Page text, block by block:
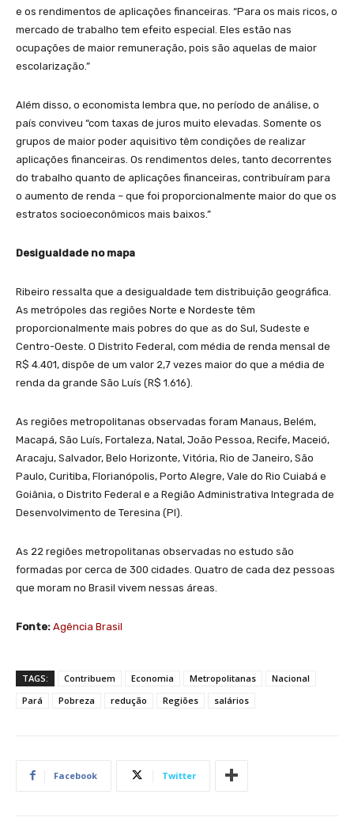
e os rendimentos de aplicações financeiras. “Para os mais ricos, o
mercado de trabalho tem efeito especial. Eles estão nas
ocupações de maior remuneração, pois são aquelas de maior
escolarização.”
Além disso, o economista lembra que, no período de análise, o
país conviveu “com taxas de juros muito elevadas. Somente os
grupos de maior poder aquisitivo têm condições de realizar
aplicações financeiras. Os rendimentos deles, tanto decorrentes
do trabalho quanto de aplicações financeiras, contribuíram para
o aumento de renda – que foi proporcionalmente maior do que os
estratos socioeconômicos mais baixos.”
Desigualdade no mapa
Ribeiro ressalta que a desigualdade tem distribuição geográfica.
As metrópoles das regiões Norte e Nordeste têm
proporcionalmente mais pobres do que as do Sul, Sudeste e
Centro-Oeste. O Distrito Federal, com média de renda mensal de
R$ 4.401, dispõe de um valor 2,7 vezes maior do que a média de
renda da grande São Luís (R$ 1.616).
As regiões metropolitanas observadas foram Manaus, Belém,
Macapá, São Luís, Fortaleza, Natal, João Pessoa, Recife, Maceió,
Aracaju, Salvador, Belo Horizonte, Vitória, Rio de Janeiro, São
Paulo, Curitiba, Florianópolis, Porto Alegre, Vale do Rio Cuiabá e
Goiânia, o Distrito Federal e a Região Administrativa Integrada de
Desenvolvimento de Teresina (PI).
As 22 regiões metropolitanas observadas no estudo são
formadas por cerca de 300 cidades. Quatro de cada dez pessoas
que moram no Brasil vivem nessas áreas.
Fonte: Agência Brasil
TAGS: Contribuem Economia Metropolitanas
Nacional
Pará
Pobreza redução Regiões salários
Facebook Twitter